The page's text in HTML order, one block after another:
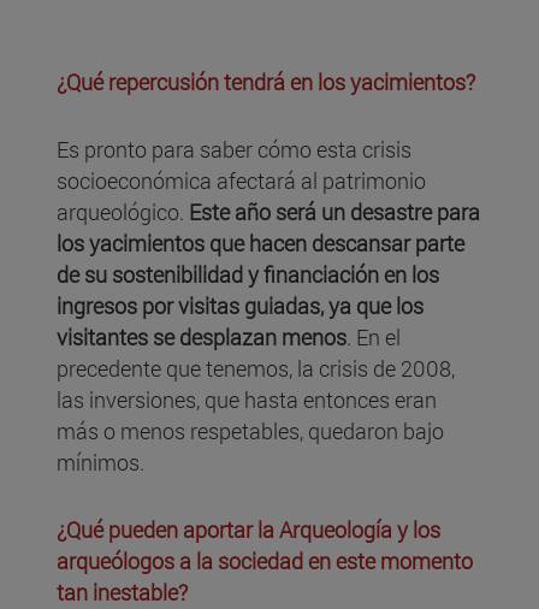
¿Qué repercusión tendrá en los yacimientos?
Es pronto para saber cómo esta crisis
socioeconómica afectará al patrimonio
arqueológico. Este año será un desastre para
los yacimientos que hacen descansar parte
de su sostenibilidad y financiación en los
ingresos por visitas guiadas, ya que los
visitantes se desplazan menos. En el
precedente que tenemos, la crisis de 2008,
las inversiones, que hasta entonces eran
más o menos respetables, quedaron bajo
mínimos.
¿Qué pueden aportar la Arqueología y los
arqueólogos a la sociedad en este momento
tan inestable?